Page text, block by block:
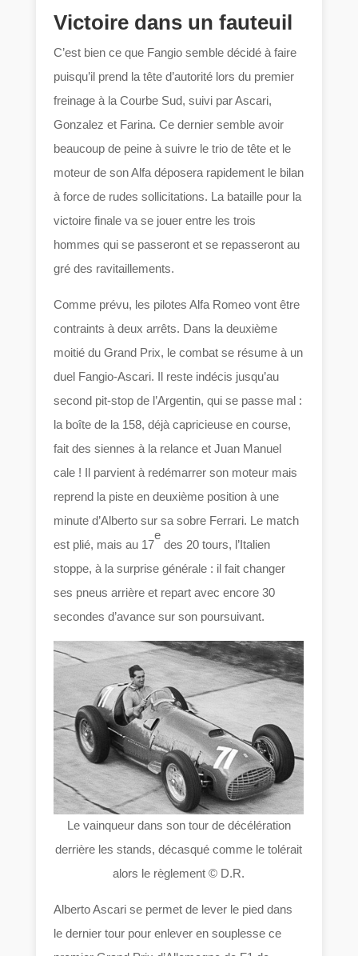
Victoire dans un fauteuil
C’est bien ce que Fangio semble décidé à faire
puisqu’il prend la tête d’autorité lors du premier
freinage à la Courbe Sud, suivi par Ascari,
Gonzalez et Farina. Ce dernier semble avoir
beaucoup de peine à suivre le trio de tête et le
moteur de son Alfa déposera rapidement le bilan
à force de rudes sollicitations. La bataille pour la
victoire finale va se jouer entre les trois
hommes qui se passeront et se repasseront au
gré des ravitaillements.
Comme prévu, les pilotes Alfa Romeo vont être
contraints à deux arrêts. Dans la deuxième
moitié du Grand Prix, le combat se résume à un
duel Fangio-Ascari. Il reste indécis jusqu’au
second pit-stop de l’Argentin, qui se passe mal :
la boîte de la 158, déjà capricieuse en course,
fait des siennes à la relance et Juan Manuel
cale ! Il parvient à redémarrer son moteur mais
reprend la piste en deuxième position à une
minute d’Alberto sur sa sobre Ferrari. Le match
est plié, mais au 17
e
des 20 tours, l’Italien
stoppe, à la surprise générale : il fait changer
ses pneus arrière et repart avec encore 30
secondes d’avance sur son poursuivant.
Le vainqueur dans son tour de décélération
derrière les stands, décasqué comme le tolérait
alors le règlement © D.R.
Alberto Ascari se permet de lever le pied dans
le dernier tour pour enlever en souplesse ce